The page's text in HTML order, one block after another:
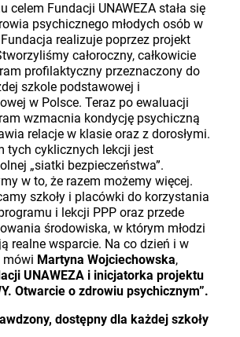
celem Fundacji UNAWEZA stała się
psychicznego młodych osób w
realizuje poprzez projekt
całoroczny, całkowicie
profilaktyczny przeznaczony do
szkole podstawowej i
w Polsce. Teraz po ewaluacji
wzmacnia kondycję psychiczną
relacje w klasie oraz z dorosłymi.
tych cyklicznych lekcji jest
„siatki bezpieczeństwa”.
w to, że razem możemy więcej.
szkoły i placówki do korzystania
i lekcji PPP oraz przede
środowiska, w którym młodzi
realne wsparcie. Na co dzień i w
mówi Martyna Wojciechowska,
UNAWEZA i inicjatorka projektu
Otwarcie o zdrowiu psychicznym”.
dostępny dla każdej szkoły